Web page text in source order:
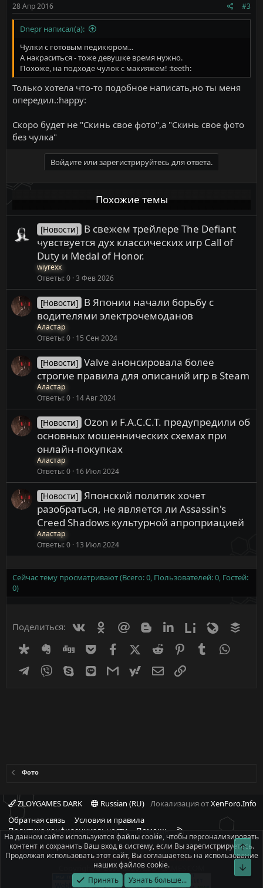
28 Апр 2016 #3
Dnepr написал(а):
Чулки с готовым педикюром...
А накраситься - тоже девушке время нужно.
Похоже, на подходе чулок с макияжем! :teeth:
Только хотела что-то подобное написать,но ты меня
опередил.:happy:
Скоро будет не "Скинь свое фото",а "Скинь свое фото
без чулка"
Войдите или зарегистрируйтесь для ответа.
Похожие темы
[Новости] В свежем трейлере The Defiant
чувствуется дух классических игр Call of
Duty и Medal of Honor.
wiyrexx
Ответы 0 3 Фев 2026
[Новости] В Японии начали борьбу с
водителями электрочемоданов
Аластар
Ответы 0 15 Сен 2024
[Новости] Valve анонсировала более
строгие правила для описаний игр в Steam
Аластар
Ответы 0 14 Авг 2024
[Новости] Ozon и F.A.C.C.T. предупредили об
основных мошеннических схемах при
онлайн-покупках
Аластар
Ответы 0 16 Июл 2024
[Новости] Японский политик хочет
разобраться, не является ли Assassin's
Creed Shadows культурной апроприацией
Аластар
Ответы 0 13 Июл 2024
Сейчас тему просматривают (Всего: 0, Пользователей: 0, Гостей:
0)
Поделиться: ВконтактеОдноклассники
Mail.ru BloggerLinkedinLiveinternet
Livejournal
DiasporaEvernoteDigg GetpocketFacebookX (Twitter)
Reddit PinterestTumblr
Telegram
Viber Skype Line GmailyahoomailЭлектронная почта
Фото
ZLOYGAMES DARK Russian (RU) Локализация отXenForo.Info
Обратная связь
Условия и правила
Политика конфиденциальности
Помощь
R
S
S
При полном или частичном использовании материалов сайта -
ссылка на источник обязательна!
Copyright © 2008-2026, ZLOYGAMES.COM
На данном сайте используются файлы cookie, чтобы персонализировать
контент и сохранить Ваш вход в систему, если Вы зарегистрируетесь.
Продолжая использовать этот сайт, Вы соглашаетесь на использование
наших файлов cookie.
Принять
Узнать больше...